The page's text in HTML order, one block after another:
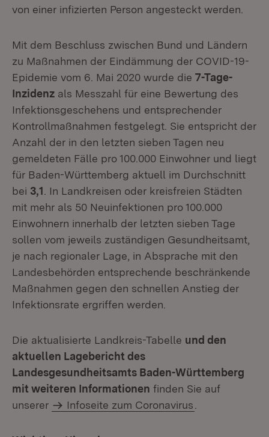
von einer infizierten Person angesteckt werden.
Mit dem Beschluss zwischen Bund und Ländern
zu Maßnahmen der Eindämmung der COVID-19-
Epidemie vom 6. Mai 2020 wurde die 7-Tage-
Inzidenz als Messzahl für eine Bewertung des
Infektionsgeschehens und entsprechender
Kontrollmaßnahmen festgelegt. Sie entspricht der
Anzahl der in den letzten sieben Tagen neu
gemeldeten Fälle pro 100.000 Einwohner und liegt
für Baden-Württemberg aktuell im Durchschnitt
bei 3,1 . In Landkreisen oder kreisfreien Städten
mit mehr als 50 Neuinfektionen pro 100.000
Einwohnern innerhalb der letzten sieben Tage
sollen vom jeweils zuständigen Gesundheitsamt,
je nach regionaler Lage, in Absprache mit den
Landesbehörden entsprechende beschränkende
Maßnahmen gegen den schnellen Anstieg der
Infektionsrate ergriffen werden.
Die aktualisierte Landkreis-Tabelle und den
aktuellen Lagebericht des
Landesgesundheitsamts Baden-Württemberg
mit weiteren Informationen finden Sie auf
unserer
Infoseite zum Coronavirus